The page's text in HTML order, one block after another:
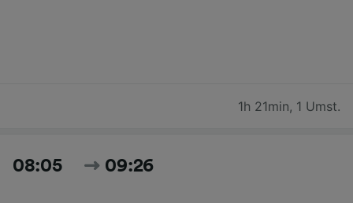
1h 21min, 1 Umst.
08:05 09:26